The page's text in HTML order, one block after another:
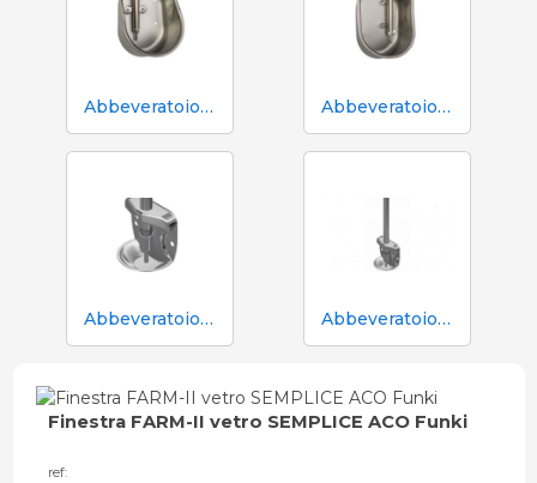
Abbeveratoio Aco Funki per scrofe di grossa taglia Multi-Drinker MAXI Abbeveratoio Aco Funki per scrofe Multi-Drinker MULTI
Abbeveratoio in acciaio inox Aco Funki per suinetti in box parto Abbeveratoio in acciaio inox Aco Funki per suinetti in box parto, tubo da 36 cm
Finestra FARM-II vetro SEMPLICE ACO Funki
ref: